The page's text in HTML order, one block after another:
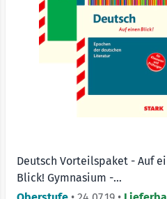
Deutsch Vorteilspaket - Auf
Blick! Gymnasium -
Literaturepochen/Gattungen